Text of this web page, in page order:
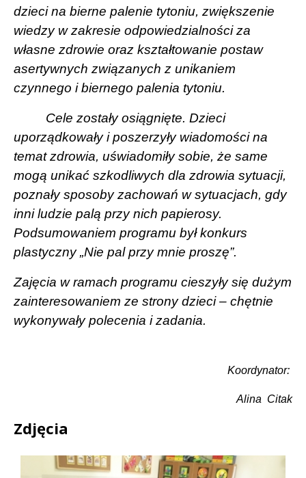
dzieci na bierne palenie tytoniu, zwiększenie
wiedzy w zakresie odpowiedzialności za
własne zdrowie oraz kształtowanie postaw
asertywnych związanych z unikaniem
czynnego i biernego palenia tytoniu.
Cele zostały osiągnięte. Dzieci
uporządkowały i poszerzyły wiadomości na
temat zdrowia, uświadomiły sobie, że same
mogą unikać szkodliwych dla zdrowia sytuacji,
poznały sposoby zachowań w sytuacjach, gdy
inni ludzie palą przy nich papierosy.
Podsumowaniem programu był konkurs
plastyczny „Nie pal przy mnie proszę”.
Zajęcia w ramach programu cieszyły się dużym
zainteresowaniem ze strony dzieci – chętnie
wykonywały polecenia i zadania.
Koordynator:
Alina Citak
Zdjęcia